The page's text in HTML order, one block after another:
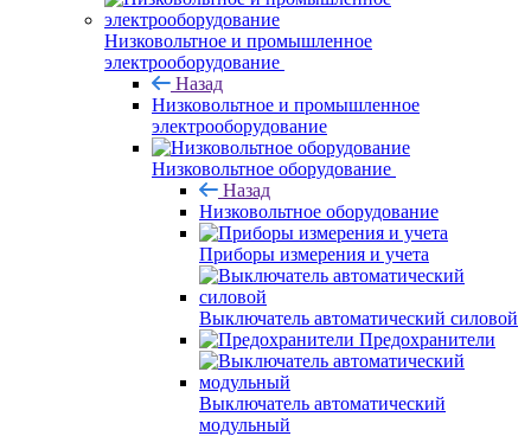
Низковольтное и промышленное
электрооборудование
Назад
Низковольтное и промышленное
электрооборудование
Низковольтное оборудование
Назад
Низковольтное оборудование
Приборы измерения и учета
Выключатель автоматический силовой
Предохранители
Выключатель автоматический
модульный